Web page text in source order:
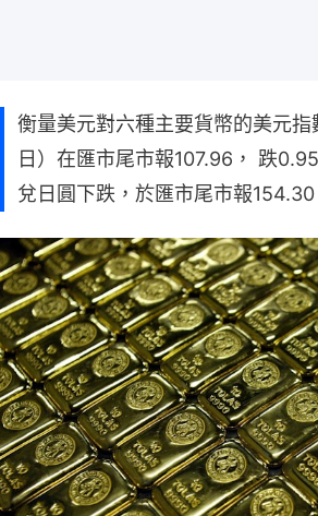
衡量美元對六種主要貨幣的美元
日）在匯市尾市報107.96， 跌
兌日圓下跌，於匯市尾市報